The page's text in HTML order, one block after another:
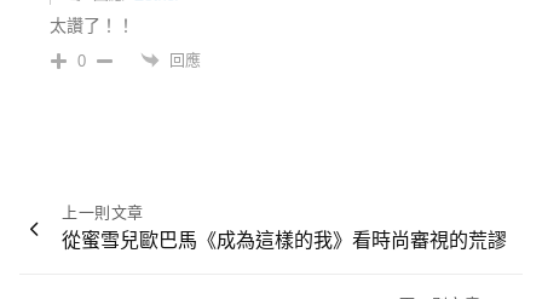
太讚了！！
0 回應
文
章
上一則文章
從蜜雪兒歐巴馬《成為這樣的我》看時尚審視的荒謬